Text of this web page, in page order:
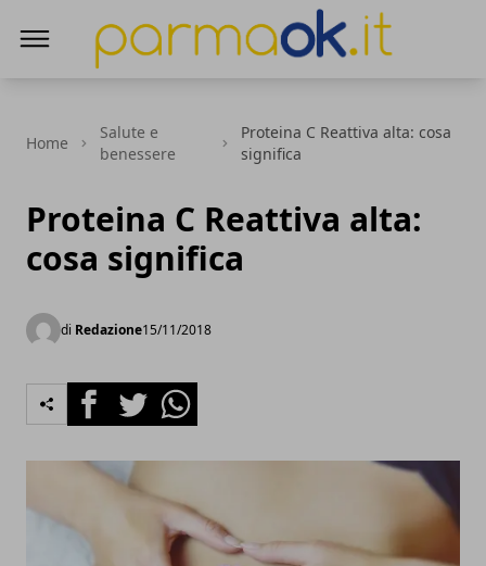
Home
Salute e
benessere
Proteina C Reattiva alta: cosa
significa
Proteina C Reattiva alta:
cosa significa
di Redazione15/11/2018
FacebookTwitterWhatsapp